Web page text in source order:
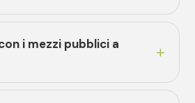
i mezzi pubblici a